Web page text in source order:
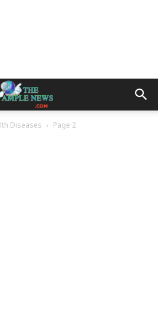
Diseases Page 2